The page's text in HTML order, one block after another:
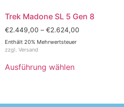
Trek Madone SL 5 Gen 8
€2.449,00 – €2.624,00
Enthält 20% Mehrwertsteuer
zzgl. Versand
Ausführung wählen